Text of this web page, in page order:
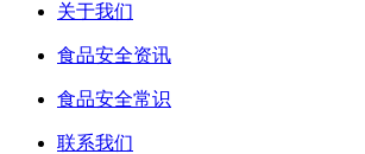
关于我们
食品安全资讯
食品安全常识
联系我们